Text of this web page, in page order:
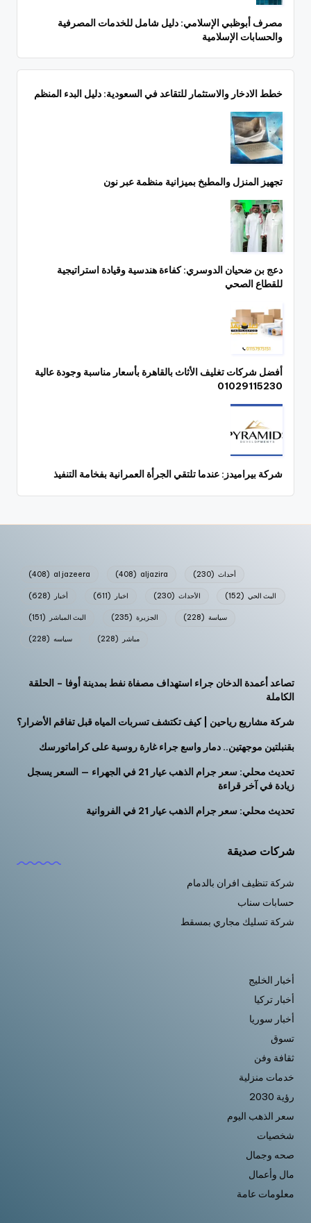
مصرف أبوظبي الإسلامي: دليل شامل للخدمات المصرفية
والحسابات الإسلامية
خطط الادخار والاستثمار للتقاعد في السعودية: دليل البدء المنظم
تجهيز المنزل والمطبخ بميزانية منظمة عبر نون
دعج بن ضحيان الدوسري: كفاءة هندسية وقيادة استراتيجية
للقطاع الصحي
أفضل شركات تغليف الأثاث بالقاهرة بأسعار مناسبة وجودة عالية
01029115230
شركة بيراميدز: عندما تلتقي الجرأة العمرانية بفخامة التنفيذ
al jazeera
(408) aljazira
(408) أحداث (230)
أخبار (628) اخبار (611) الأحداث (230) البث الحي (152)
البث المباشر (151) الجزيرة (235) سياسة (228)
سياسه (228) مباشر (228)
تصاعد أعمدة الدخان جراء استهداف مصفاة نفط بمدينة أوفا – الحلقة
الكاملة
شركة مشاريع رياحين | كيف تكتشف تسربات المياه قبل تفاقم الأضرار؟
بقنبلتين موجهتين.. دمار واسع جراء غارة روسية على كراماتورسك
تحديث محلي: سعر جرام الذهب عيار 21 في الجهراء — السعر يسجل
زيادة في آخر قراءة
تحديث محلي: سعر جرام الذهب عيار 21 في الفروانية
شركات صديقة
شركة تنظيف افران بالدمام
حسابات سناب
شركة تسليك مجاري بمسقط
أخبار الخليج
أخبار تركيا
أخبار سوريا
تسوق
ثقافة وفن
خدمات منزلية
رؤية 2030
سعر الذهب اليوم
شخصيات
صحه وجمال
مال وأعمال
معلومات عامة